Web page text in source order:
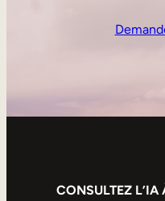
CONSULTEZ L’IA